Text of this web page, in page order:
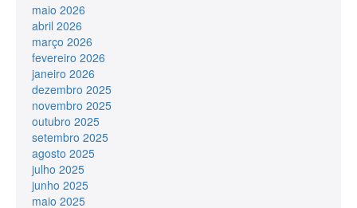
maio 2026
abril 2026
março 2026
fevereiro 2026
janeiro 2026
dezembro 2025
novembro 2025
outubro 2025
setembro 2025
agosto 2025
julho 2025
junho 2025
maio 2025